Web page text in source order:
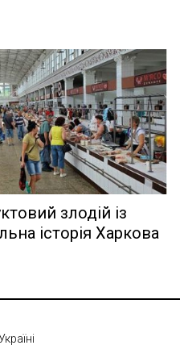
злодій із
історія Харкова